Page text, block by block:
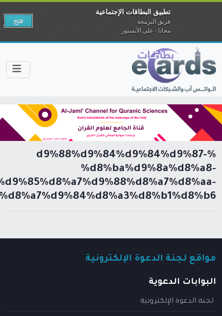
%d9%88%d9%84%d9%84%d9%87-
%d8%ba%d9%8a%d8%a8-
مواقع لجنة الدعوة الإلكترونية
البوابات الدعوية
لجنة الدعوة الإلكترونية
تطبيق البطاقات الإجتماعية
فريق البرمجة
مجانا - على الآبستور
فتح